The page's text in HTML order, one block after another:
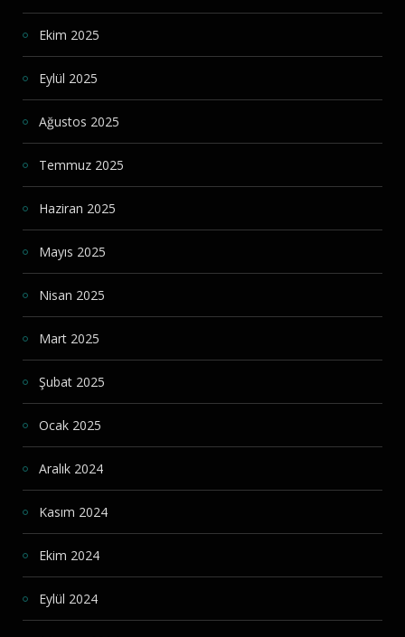
Ekim 2025
Eylül 2025
Ağustos 2025
Temmuz 2025
Haziran 2025
Mayıs 2025
Nisan 2025
Mart 2025
Şubat 2025
Ocak 2025
Aralık 2024
Kasım 2024
Ekim 2024
Eylül 2024